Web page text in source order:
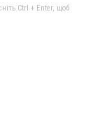
Ctrl + Enter, щоб